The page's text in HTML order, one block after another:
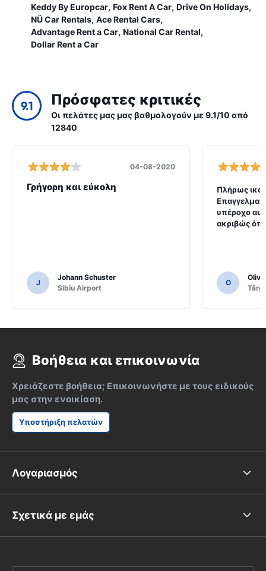
Keddy By Europcar Fox Rent A Car Drive On Holidays
NÜ Car Rentals Ace Rental Cars
Advantage Rent a Car National Car Rental
Dollar Rent a Car
9.1 Πρόσφατες κριτικές
Οι πελάτες μας μας βαθμολογούν με 9.1/10 από
12840
04-08-2020
Γρήγορη και εύκολη
J
Johann Schuster
Sibiu Airport
Πλήρως
υπέροχο
ακριβώς
O
Βοήθεια και επικοινωνία
Χρειάζεστε βοήθεια; Επικοινωνήστε με τους ειδικούς
μας στην ενοικίαση.
Υποστήριξη πελατών
Λογαριασμός
Σχετικά με εμάς